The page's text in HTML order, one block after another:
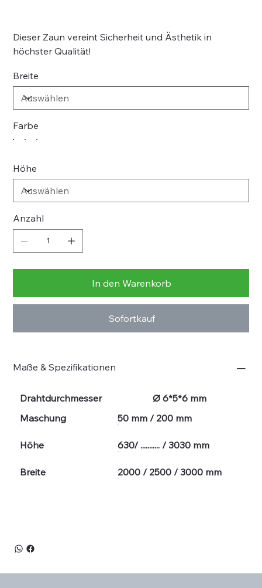
Dieser Zaun vereint Sicherheit und Ästhetik in
höchster Qualität!
Breite
Farbe
Höhe
Anzahl
In den Warenkorb
Sofortkauf
Maße & Spezifikationen
Drahtdurchmesser
Ø 6*5*6 mm
Maschung
50 mm / 200 mm
Höhe 630/ ........... / 3030 mm
Breite 2000 / 2500 / 3000 mm